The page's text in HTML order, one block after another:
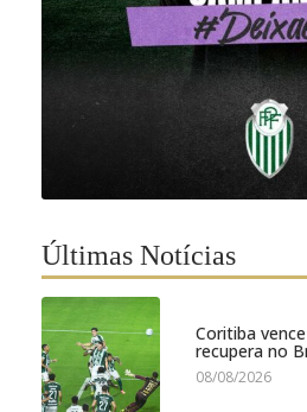
Últimas Notícias
Coritiba
recupera no
08/08/2026